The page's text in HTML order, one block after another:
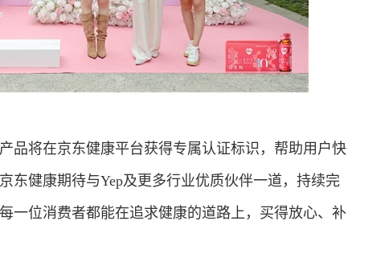
品将在京东健康平台获得专属认证标识，帮助用户快
东健康期待与Yep及更多行业优质伙伴一道，持续完
一位消费者都能在追求健康的道路上，买得放心、补